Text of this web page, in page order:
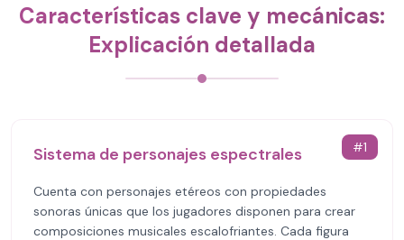
Características clave y mecánicas:
Explicación detallada
#1
Sistema de personajes espectrales
Cuenta con personajes etéreos con propiedades
sonoras únicas que los jugadores disponen para crear
composiciones musicales escalofriantes. Cada figura